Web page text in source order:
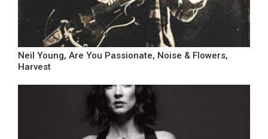
Neil Young, Are You Passionate, Noise & Flowers,
Harvest